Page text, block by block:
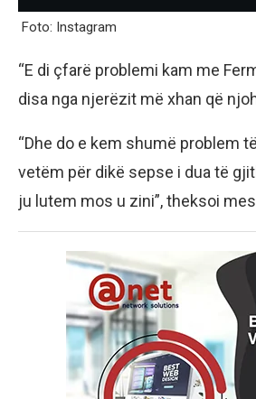
Foto: Instagram
“E di çfarë problemi kam me
disa nga njerëzit më xhan që
“Dhe do e kem shumë problem
vetëm për dikë sepse i dua të
ju lutem mos u zini”, theksoi